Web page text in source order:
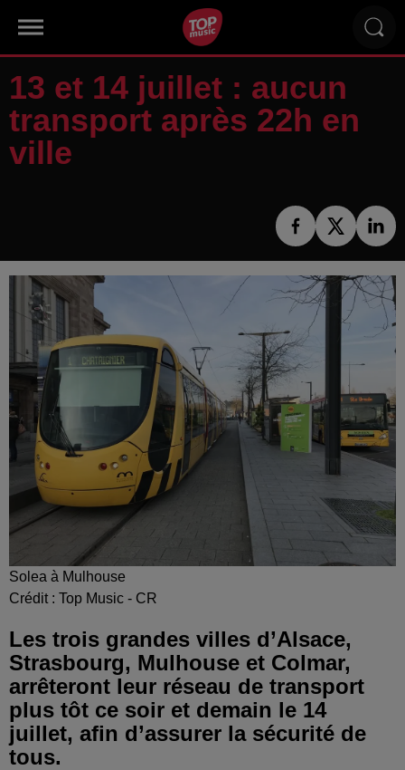
13 et 14 juillet : aucun
transport après 22h en
ville
Solea à Mulhouse
Crédit : Top Music - CR
Les trois grandes villes d’Alsace,
Strasbourg, Mulhouse et Colmar,
arrêteront leur réseau de transport
plus tôt ce soir et demain le 14
juillet, afin d’assurer la sécurité de
tous.